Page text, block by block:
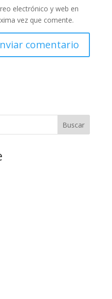
electrónico y web en
vez que comente.